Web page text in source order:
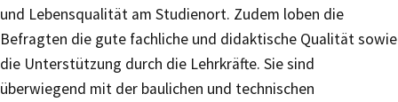
und Lebensqualität am Studienort. Zudem loben die
Befragten die gute fachliche und didaktische Qualität sowie
die Unterstützung durch die Lehrkräfte. Sie sind
überwiegend mit der baulichen und technischen